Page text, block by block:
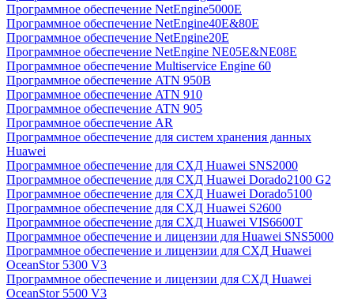
Программное обеспечение NetEngine5000E
Программное обеспечение NetEngine40E&80E
Программное обеспечение NetEngine20E
Программное обеспечение NetEngine NE05E&NE08E
Программное обеспечение Multiservice Engine 60
Программное обеспечение ATN 950B
Программное обеспечение ATN 910
Программное обеспечение ATN 905
Программное обеспечение AR
Программное обеспечение для систем хранения данных
Huawei
Программное обеспечение для СХД Huawei SNS2000
Программное обеспечение для СХД Huawei Dorado2100 G2
Программное обеспечение для СХД Huawei Dorado5100
Программное обеспечение для СХД Huawei S2600
Программное обеспечение для СХД Huawei VIS6600T
Программное обеспечение и лицензии для Huawei SNS5000
Программное обеспечение и лицензии для СХД Huawei
OceanStor 5300 V3
Программное обеспечение и лицензии для СХД Huawei
OceanStor 5500 V3